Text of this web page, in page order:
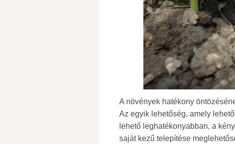
A növények hatékony
Az egyik lehetőség, amely
lehető leghatékonyabban, a
saját kezű telepítése